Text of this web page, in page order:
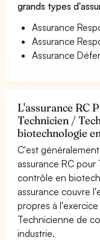
grands types
Assurance
Assurance
Assurance
L'assurance RC
Technicien /
biotechnologie
C'est
assurance RC
contrôle en
assurance couvre
propres à
Technicienne de
industrie.